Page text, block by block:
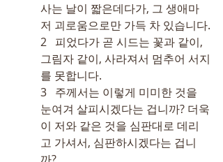
사는 날이 짧은데다가, 그 생애마
저 괴로움으로만 가득 차 있습니다.
2   피었다가 곧 시드는 꽃과 같이,
그림자 같이, 사라져서 멈추어 서지
를 못합니다.
3   주께서는 이렇게 미미한 것을
눈여겨 살피시겠다는 겁니까? 더욱
이 저와 같은 것을 심판대로 데리
고 가셔서, 심판하시겠다는 겁니